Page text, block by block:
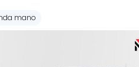
Precio
mano